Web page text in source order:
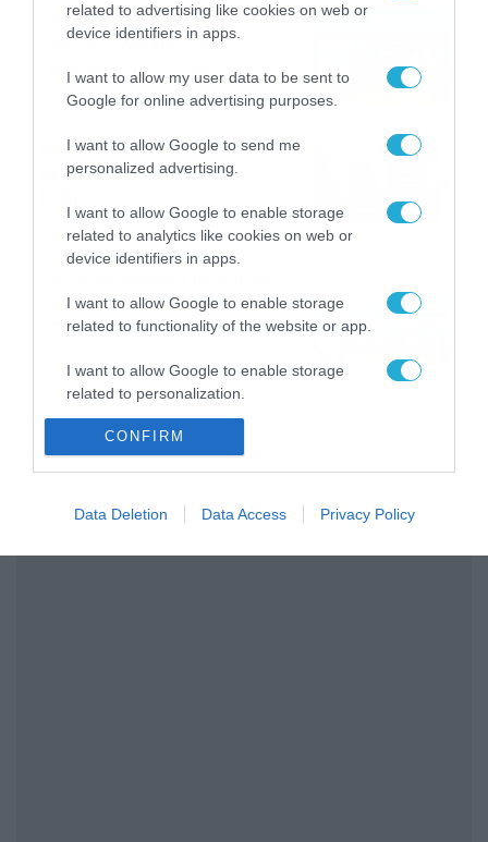
related to advertising like cookies on web or
device identifiers in apps.
I want to allow my user data to be sent to
Google for online advertising purposes.
I want to allow Google to send me
personalized advertising.
I want to allow Google to enable storage
related to analytics like cookies on web or
device identifiers in apps.
I want to allow Google to enable storage
related to functionality of the website or app.
I want to allow Google to enable storage
related to personalization.
I want to allow Google to enable storage
related to security, including authentication
user protection.
CONFIRM
Data Deletion Data Access Privacy Policy
Πρεμιέρα στην Ολλανδία, την
Πορτογαλία και τη Β’
Γερμανίας με πολλές
στοιχηματικές επιλογές από
το ΠΑΜΕ ΣΤΟΙΧΗΜΑ
07/08/2026 16:41
Καιρός 6-8: Ανεβαίνει η
θερμοκρασία, 40άρια το
06/08/2026 22:00
προσφορά* και ενισχυμένες
αποδόσεις από